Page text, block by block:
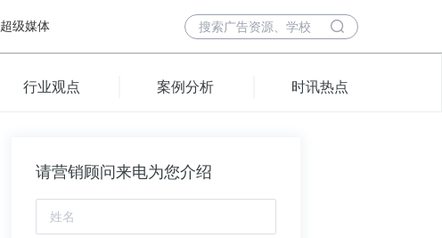
超级媒体
行业观点 案例分析 时讯热点
请营销顾问来电为您介绍